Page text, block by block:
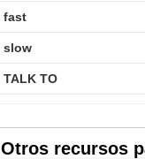
fast
slow
TALK TO
Otros recursos